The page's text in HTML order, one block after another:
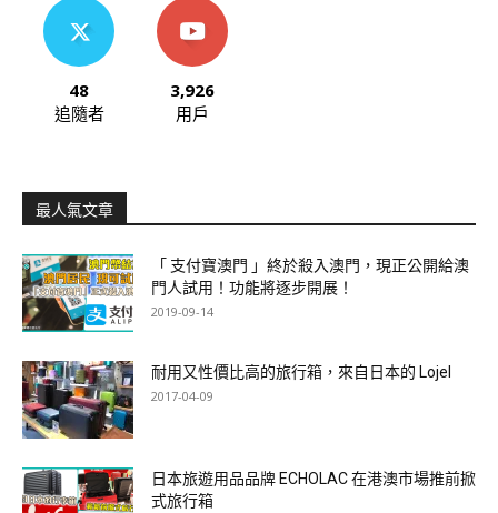
48
追隨者
3,926
用戶
最人氣文章
「 支付寶澳門 」終於殺入澳門，現正公開給澳
門人試用！功能將逐步開展！
2019-09-14
耐用又性價比高的旅行箱，來自日本的 Lojel
2017-04-09
日本旅遊用品品牌 ECHOLAC 在港澳市場推前掀
式旅行箱